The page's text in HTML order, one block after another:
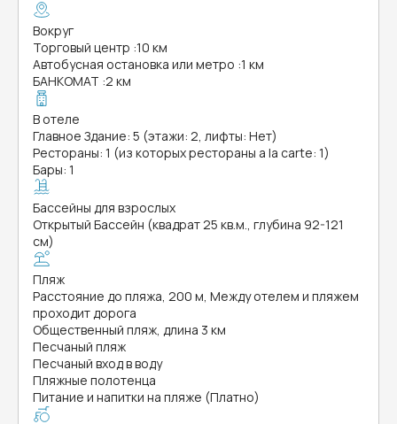
Вокруг
Торговый центр :10 км
Автобусная остановка или метро :1 км
БАНКОМАТ :2 км
В отеле
Главное Здание: 5 (этажи: 2, лифты: Нет)
Рестораны: 1 (из которых рестораны a la carte: 1)
Бары: 1
Бассейны для взрослых
Открытый Бассейн (квадрат 25 кв.м., глубина 92-121
см)
Пляж
Расстояние до пляжа, 200 м, Между отелем и пляжем
проходит дорога
Общественный пляж, длина 3 км
Песчаный пляж
Песчаный вход в воду
Пляжные полотенца
Питание и напитки на пляже (Платно)